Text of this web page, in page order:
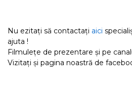
Nu ezitați să contactați aici
ajuta !
Filmulețe de prezentare și pe
Vizitați și pagina noastră de